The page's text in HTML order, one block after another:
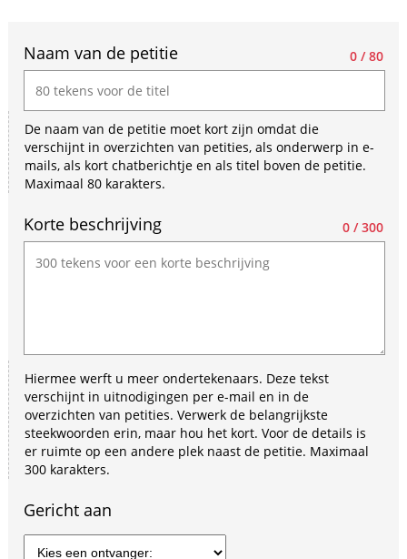
you
are
human,
ignore
this
field
Naam van de petitie 0 / 80
De naam van de petitie moet kort zijn omdat die
verschijnt in overzichten van petities, als onderwerp in e-
mails, als kort chatberichtje en als titel boven de petitie.
Maximaal 80 karakters.
Korte beschrijving 0 / 300
Hiermee werft u meer ondertekenaars. Deze tekst
verschijnt in uitnodigingen per e-mail en in de
overzichten van petities. Verwerk de belangrijkste
steekwoorden erin, maar hou het kort. Voor de details is
er ruimte op een andere plek naast de petitie. Maximaal
300 karakters.
Gericht aan